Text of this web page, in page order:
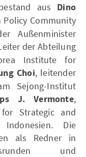
aus Dino
Policy Community
Außenminister
der Abteilung
Institute for
Choi, leitender
Sejong-Institut
J. Vermonte,
Strategic and
Die
als Redner in
und